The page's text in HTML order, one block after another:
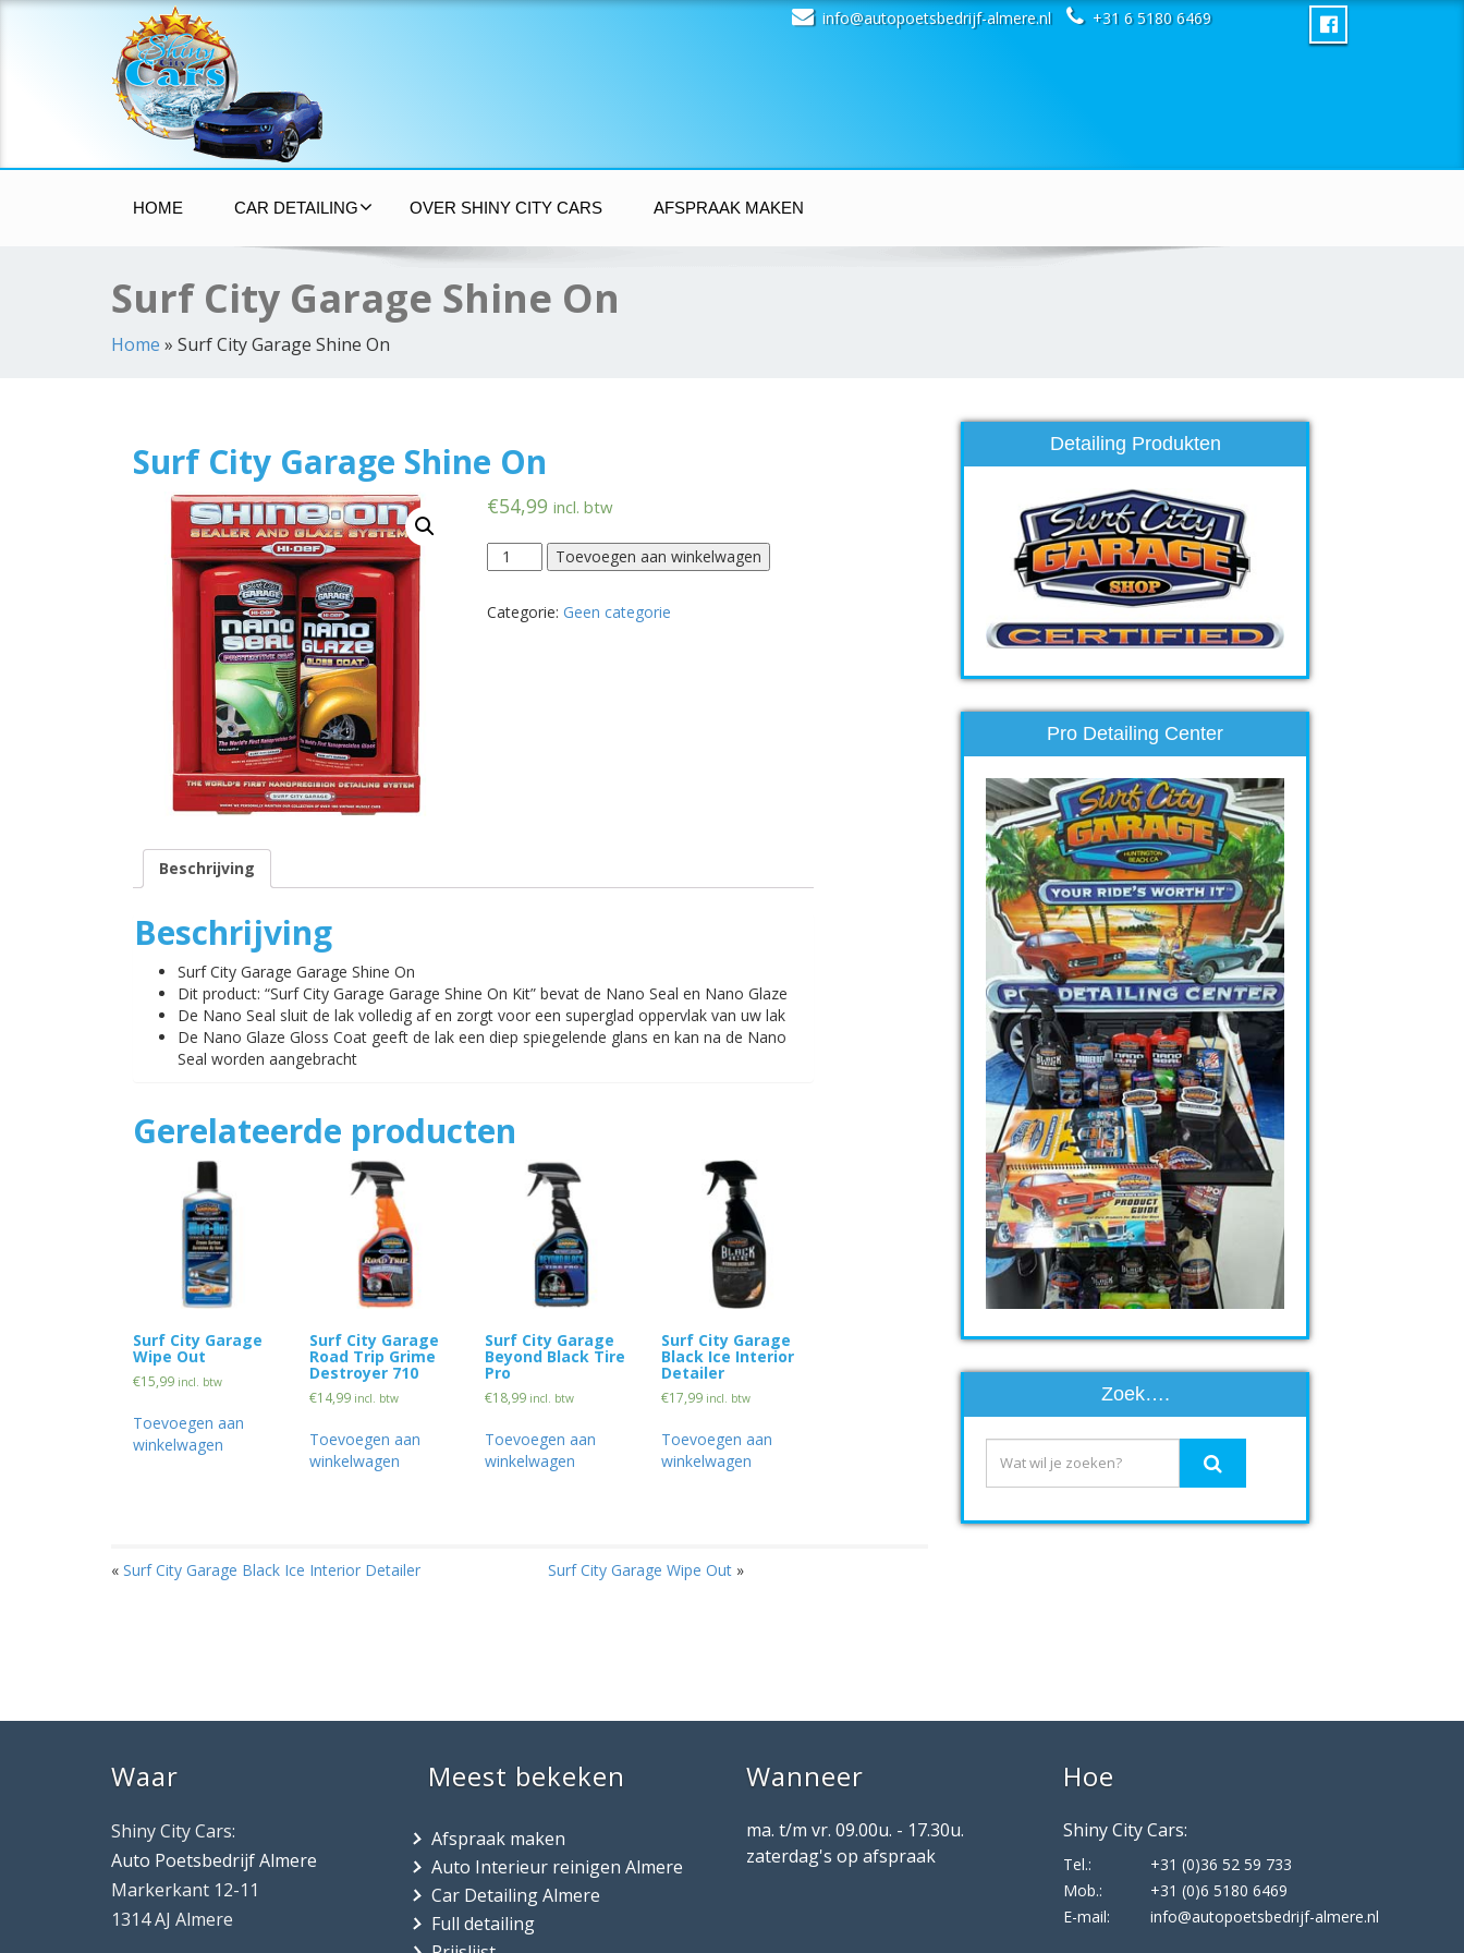
info@autopoetsbedrijf-almere.nl +31 6 5180 6469
HOME CAR DETAILING OVER SHINY CITY CARS AFSPRAAK MAKEN
Surf City Garage Shine On
Home » Surf City Garage Shine On
Surf City Garage Shine On
€54,99 incl. btw
Toevoegen aan winkelwagen
Categorie: Geen categorie
Beschrijving
Beschrijving
Surf City Garage Garage Shine On
Dit product: “Surf City Garage Garage Shine On Kit” bevat de Nano Seal en Nano Glaze
De Nano Seal sluit de lak volledig af en zorgt voor een superglad oppervlak van uw lak
De Nano Glaze Gloss Coat geeft de lak een diep spiegelende glans en kan na de Nano
Seal worden aangebracht
Gerelateerde producten
Surf City Garage
Wipe Out
€15,99 incl. btw
Toevoegen aan
winkelwagen
Surf City Garage
Road Trip Grime
Destroyer 710
€14,99 incl. btw
Toevoegen aan
winkelwagen
Surf City Garage
Beyond Black Tire
Pro
€18,99 incl. btw
Toevoegen aan
winkelwagen
Surf City Garage
Black Ice Interior
Detailer
€17,99 incl. btw
Toevoegen aan
winkelwagen
« Surf City Garage Black Ice Interior Detailer Surf City Garage Wipe Out»
Detailing Produkten
Pro Detailing Center
Zoek….
Waar
Shiny City Cars:
Auto Poetsbedrijf Almere
Markerkant 12-11
1314 AJ Almere
Meest bekeken
Afspraak maken
Auto Interieur reinigen Almere
Car Detailing Almere
Full detailing
Wanneer
ma. t/m vr. 09.00u. - 17.30u.
zaterdag's op afspraak
Hoe
Shiny City Cars:
Tel.:
+31 (0)36 52 59 733
Mob.:
+31 (0)6 5180 6469
E-mail:
info@autopoetsbedrijf-almere.nl